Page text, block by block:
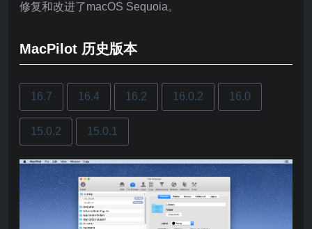
修复和改进了macOS Sequoia。
MacPilot 历史版本
16.7 16.4 16.2 16.0.2 16.0
15.0.2 15.0.1